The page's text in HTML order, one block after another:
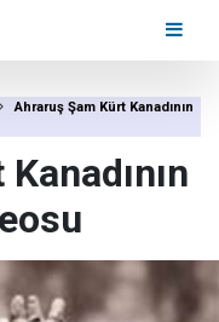
Ahraruş Şam Kürt Kanadının